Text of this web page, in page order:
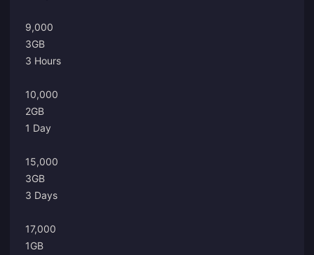
9,000
3GB
3 Hours
10,000
2GB
1 Day
15,000
3GB
3 Days
17,000
1GB